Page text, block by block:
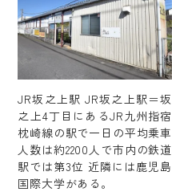
JR坂之上駅 JR坂之上駅＝坂
之上4丁目にあるJR九州指宿
枕崎線の駅で一日の平均乗車
人数は約2200人で市内の鉄道
駅では第3位 近隣には鹿児島
国際大学がある。